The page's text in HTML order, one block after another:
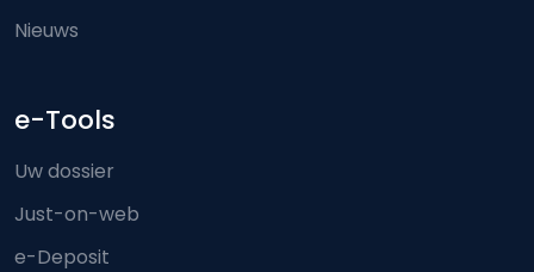
Nieuws
e-Tools
Uw dossier
Just-on-web
e-Deposit